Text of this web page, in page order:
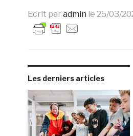
Ecrit par admin le 25/03/
Les derniers articles